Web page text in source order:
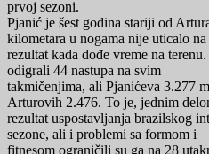
prvoj sezoni.
Pjanić je šest godina stariji od
kilometara u nogama nije uticalo
rezultat kada dođe vreme na
odigrali 44 nastupa na svim
takmičenjima, ali Pjanićeva 3.277
Arturovih 2.476. To je, jednim
rezultat uspostavljanja brazilskog
sezone, ali i problemi sa formom i
fitnesom ograničili su ga na 28